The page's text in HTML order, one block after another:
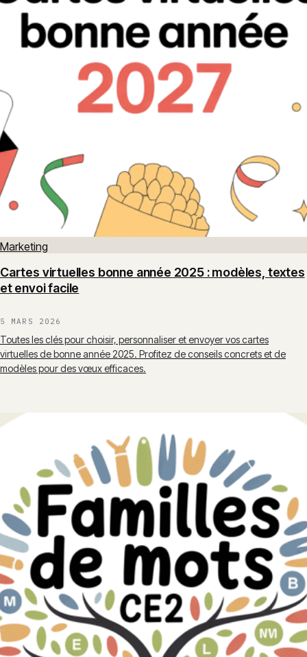
Marketing
Cartes virtuelles bonne année 2025 : modèles, textes
et envoi facile
5 MARS 2026
Toutes les clés pour choisir, personnaliser et envoyer vos cartes
virtuelles de bonne année 2025. Profitez de conseils concrets et de
modèles pour des vœux efficaces.